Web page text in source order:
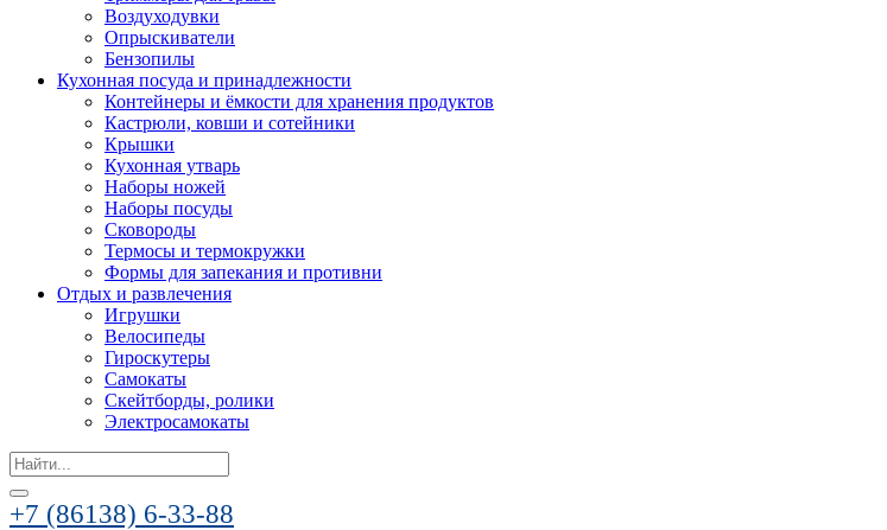
Воздуходувки
Опрыскиватели
Бензопилы
Кухонная посуда и принадлежности
Контейнеры и ёмкости для хранения продуктов
Кастрюли, ковши и сотейники
Крышки
Кухонная утварь
Наборы ножей
Наборы посуды
Сковороды
Термосы и термокружки
Формы для запекания и противни
Отдых и развлечения
Игрушки
Велосипеды
Гироскутеры
Самокаты
Скейтборды, ролики
Электросамокаты
Search
for:
+7 (86138) 6-33-88